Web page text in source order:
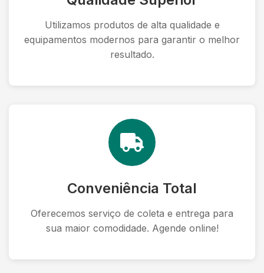
Utilizamos produtos de alta qualidade e
equipamentos modernos para garantir o melhor
resultado.
Conveniência Total
Oferecemos serviço de coleta e entrega para
sua maior comodidade. Agende online!